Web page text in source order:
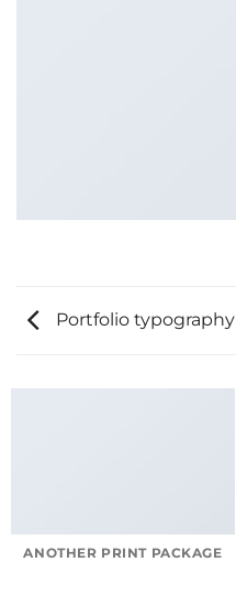
Portfolio typography
ANOTHER PRINT PACKAGE